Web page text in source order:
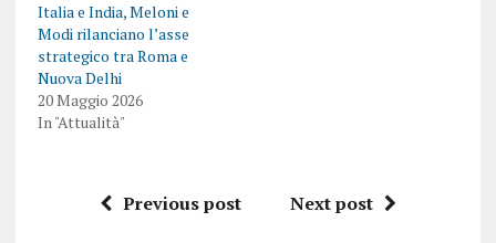
Italia e India, Meloni e
Modi rilanciano l’asse
strategico tra Roma e
Nuova Delhi
20 Maggio 2026
In "Attualità"
Previous post Next post